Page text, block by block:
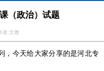
（政治）试题
:文雅
，今天给大家分享的是河北专